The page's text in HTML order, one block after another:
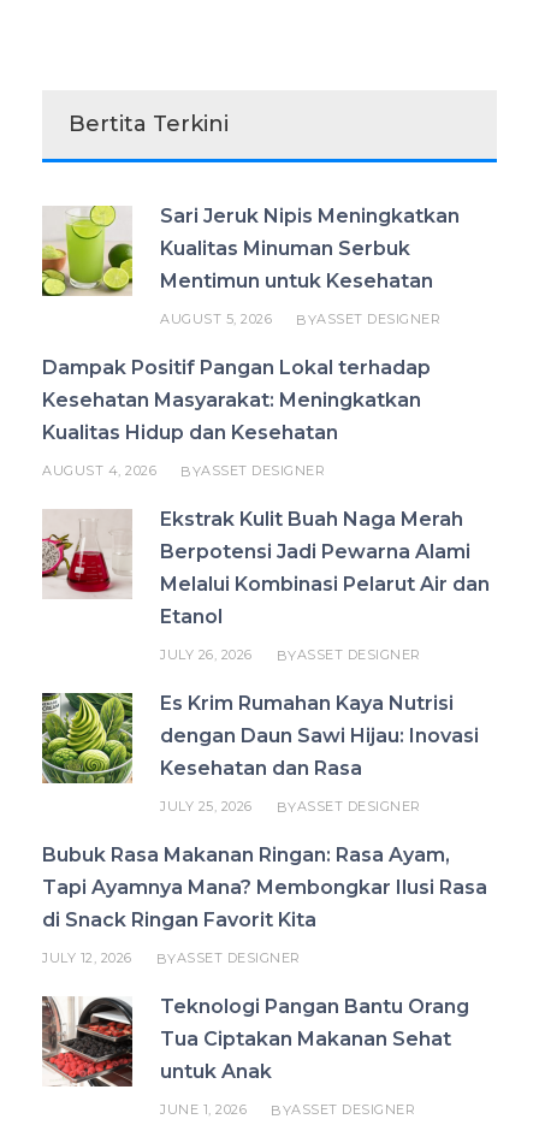
Bertita Terkini
Sari Jeruk Nipis Meningkatkan
Kualitas Minuman Serbuk
Mentimun untuk Kesehatan
AUGUST 5, 2026 BYASSET DESIGNER
Dampak Positif Pangan Lokal terhadap
Kesehatan Masyarakat: Meningkatkan
Kualitas Hidup dan Kesehatan
AUGUST 4, 2026 BYASSET DESIGNER
Ekstrak Kulit Buah Naga Merah
Berpotensi Jadi Pewarna Alami
Melalui Kombinasi Pelarut Air dan
Etanol
JULY 26, 2026 BYASSET DESIGNER
Es Krim Rumahan Kaya Nutrisi
dengan Daun Sawi Hijau: Inovasi
Kesehatan dan Rasa
JULY 25, 2026 BYASSET DESIGNER
Bubuk Rasa Makanan Ringan: Rasa Ayam,
Tapi Ayamnya Mana? Membongkar Ilusi Rasa
di Snack Ringan Favorit Kita
JULY 12, 2026 BYASSET DESIGNER
Teknologi Pangan Bantu Orang
Tua Ciptakan Makanan Sehat
untuk Anak
JUNE 1, 2026 BYASSET DESIGNER